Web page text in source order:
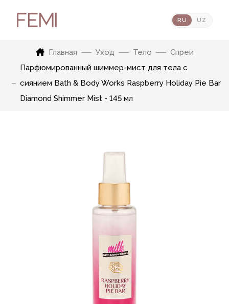
RU UZ
Главная Уход Тело
Спреи
Парфюмированный шиммер-мист для тела с
сиянием Bath & Body Works Raspberry Holiday Pie Bar
Diamond Shimmer Mist - 145 мл